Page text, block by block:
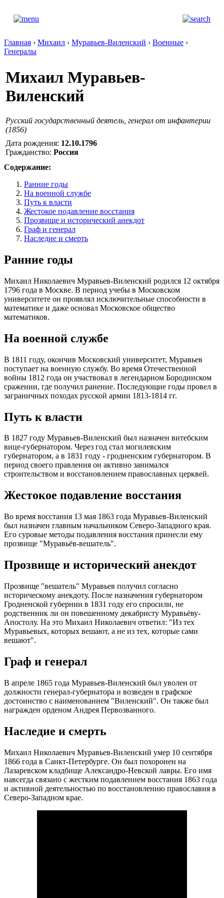
Главная › Михаил › Муравьев-Виленский › Военные ›
Генералы
Михаил Муравьев-
Виленский
Русский государственный деятель, генерал от инфантерии
(1856)
Дата рождения: 12.10.1796
Гражданство: Россия
Содержание:
Ранние годы
На военной службе
Путь к власти
Жестокое подавление восстания
Прозвище и исторический анекдот
Граф и генерал
Наследие и смерть
Ранние годы
Михаил Николаевич Муравьев-Виленский родился 12 октября
1796 года в Москве. В период учебы в Московском
университете он проявлял исключительные способности в
математике и даже основал Московское общество
математиков.
На военной службе
В 1811 году, окончив Московский университет, Муравьев
поступает на военную службу. Во время Отечественной
войны 1812 года он участвовал в легендарном Бородинском
сражении, где получил ранение. Последующие годы провел в
заграничных походах русской армии 1813-1814 гг.
Путь к власти
В 1827 году Муравьев-Виленский был назначен витебским
вице-губернатором. Через год стал могилевским
губернатором, а в 1831 году - гродненским губернатором. В
период своего правления он активно занимался
строительством и восстановлением православных церквей.
Жестокое подавление восстания
Во время восстания 13 мая 1863 года Муравьев-Виленский
был назначен главным начальником Северо-Западного края.
Его суровые методы подавления восстания принесли ему
прозвище "Муравьёв-вешатель".
Прозвище и исторический анекдот
Прозвище "вешатель" Муравьев получил согласно
историческому анекдоту. После назначения губернатором
Гродненской губернии в 1831 году его спросили, не
родственник ли он повешенному декабристу Муравьёву-
Апостолу. На это Михаил Николаевич ответил: "Из тех
Муравьевых, которых вешают, а не из тех, которые сами
вешают".
Граф и генерал
В апреле 1865 года Муравьев-Виленский был уволен от
должности генерал-губернатора и возведен в графское
достоинство с наименованием "Виленский". Он также был
награжден орденом Андрея Первозванного.
Наследие и смерть
Михаил Николаевич Муравьев-Виленский умер 10 сентября
1866 года в Санкт-Петербурге. Он был похоронен на
Лазаревском кладбище Александро-Невской лавры. Его имя
навсегда связано с жестким подавлением восстания 1863 года
и активной деятельностью по восстановлению православия в
Северо-Западном крае.